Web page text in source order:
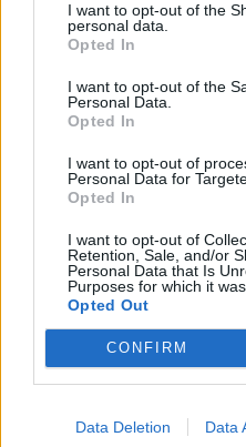
I want to opt-out of the
personal data.
Opted In
I want to opt-out of the
Personal Data.
Opted In
I want to opt-out of
Personal Data for
Opted In
I want to opt-out of
Retention, Sale, and/or
Personal Data that Is
Purposes for which it
Opted Out
CONFIRM
Data Deletion Data
Παιδοψυχίατρος
ΥΓΕΙΑ